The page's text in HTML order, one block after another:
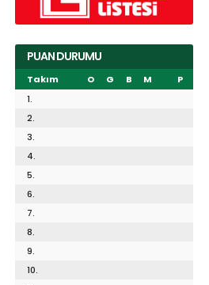
PUAN DURUMU
Takım O G B M
P
1.
2.
3.
4.
5.
6.
7.
8.
9.
10.